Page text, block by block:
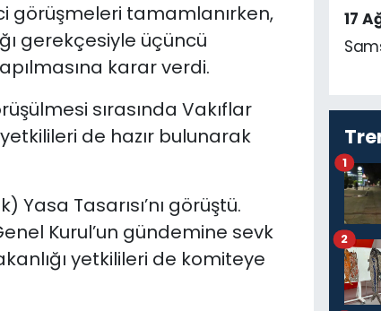
görüşmeleri tamamlanırken,
gerekçesiyle üçüncü
karar verdi.
sırasında Vakıflar
de hazır bulunarak
Tasarısı’nı görüştü.
Kurul’un gündemine sevk
yetkilileri de komiteye
17
1
2